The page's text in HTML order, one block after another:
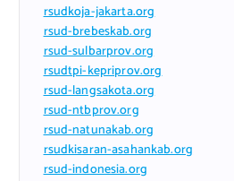
rsudkoja-jakarta.org
rsud-brebeskab.org
rsud-sulbarprov.org
rsudtpi-kepriprov.org
rsud-langsakota.org
rsud-ntbprov.org
rsud-natunakab.org
rsudkisaran-asahankab.org
rsud-indonesia.org